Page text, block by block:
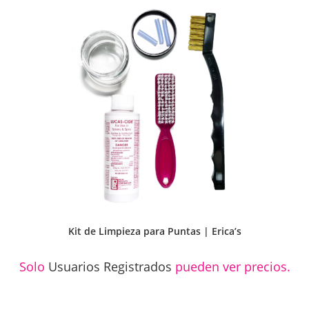
Kit de Limpieza para Puntas | Erica’s
Solo Usuarios Registrados pueden ver precios.